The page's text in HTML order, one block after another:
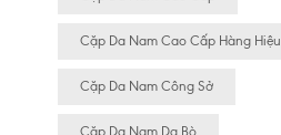
Cặp Da Nam Cao Cấp Hàng Hiệu
Cặp Da Nam Công Sở
Cặp Da Nam Da Bò